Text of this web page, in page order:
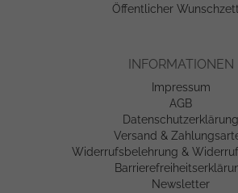
Öffentlicher
INFORMATIONEN
Impressum
AGB
Datenschutzerklärung
Versand &
Widerrufsbelehrung &
Newsletter